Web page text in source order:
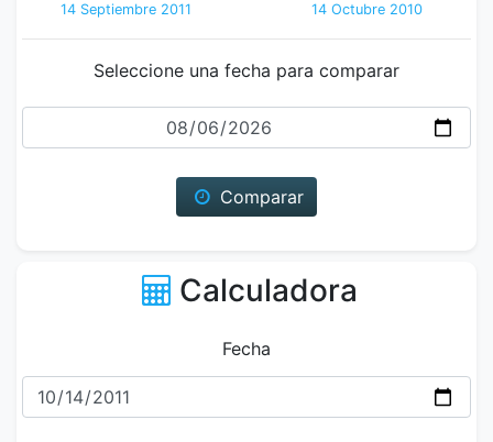
14 Septiembre 2011
14 Octubre 2010
Seleccione una fecha para comparar
Fecha
Comparar
Calculadora
Fecha